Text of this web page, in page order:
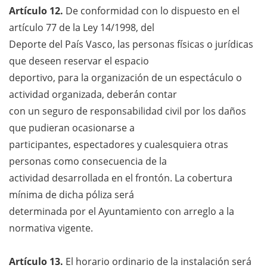
Artículo 12. De conformidad con lo dispuesto en el
artículo 77 de la Ley 14/1998, del
Deporte del País Vasco, las personas físicas o jurídicas
que deseen reservar el espacio
deportivo, para la organización de un espectáculo o
actividad organizada, deberán contar
con un seguro de responsabilidad civil por los daños
que pudieran ocasionarse a
participantes, espectadores y cualesquiera otras
personas como consecuencia de la
actividad desarrollada en el frontón. La cobertura
mínima de dicha póliza será
determinada por el Ayuntamiento con arreglo a la
normativa vigente.
Artículo 13. El horario ordinario de la instalación será